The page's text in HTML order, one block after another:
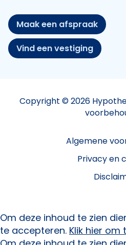
Maak een afspraak
Vind een vestiging
Copyright © 2026
Algemene
Privacy en
Om deze inhoud te zien
te accepteren. Klik hier om